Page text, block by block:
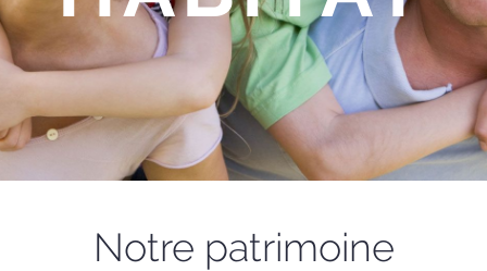
Notre patrimoine